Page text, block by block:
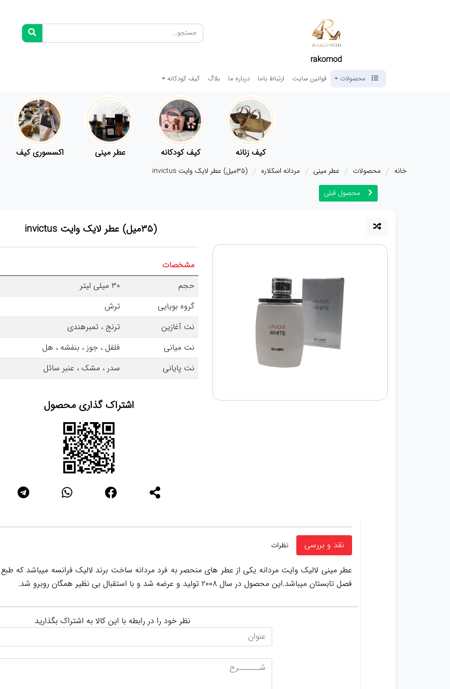
rakomod
محصولات قوانین سایت ارتباط باما درباره ما بلاگ کیف کودکانه
کیف زنانه کیف کودکانه عطر مینی اکسسوری کیف
خانه محصولات عطر مینی مردانه اسکلاره
(35میل) عطر لایک وایت invictus
محصول قبلی
(35میل) عطر لایک وایت invictus
مشخصات
حجم
30 میلی لیتر
گروه بویایی
ترش
نت آغازین
ترنج ، تمبرهندی
نت میانی
فلفل ، جوز ، بنفشه ، هل
نت پایانی
سدر ، مشک ، عنبر سائل
اشتراک گذاری محصول
نقد و بررسی نظرات
عطر مینی لالیک وایت مردانه یکی از عطر های منحصر به فرد مردانه ساخت برند لالیک فرانسه میباشد که
فصل تابستان میباشد.این محصول در سال 2008 تولید و عرضه شد و با استقبال بی نظیر همگان روبرو شد.
نظر خود را در رابطه با این کالا به اشتراک بگذارید